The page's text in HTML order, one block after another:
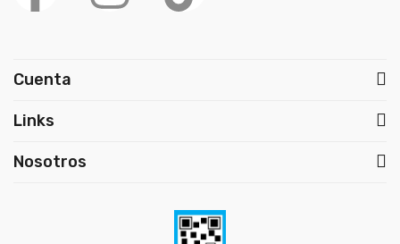
Cuenta
Links
Nosotros